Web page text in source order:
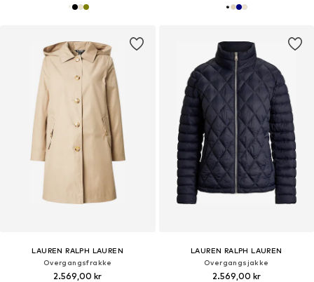
LAUREN RALPH LAUREN
Overgangsfrakke
2.569,00 kr
LAUREN RALPH LAUREN
Overgangsjakke
2.569,00 kr